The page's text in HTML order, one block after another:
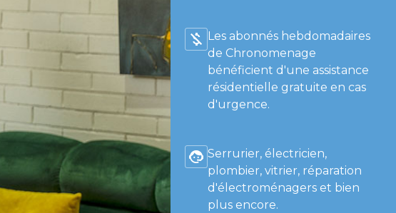
Les abonnés hebdomadaires
de Chronomenage
bénéficient d'une assistance
résidentielle gratuite en cas
d'urgence.
Serrurier, électricien,
plombier, vitrier, réparation
d'électroménagers et bien
plus encore.